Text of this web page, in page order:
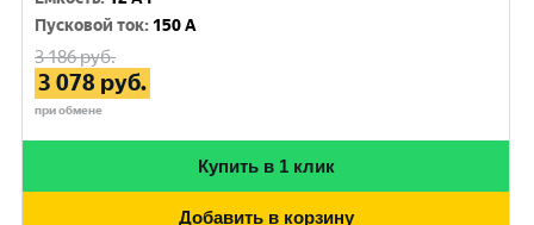
Пусковой ток: 150 A
3 186руб.
3 078 руб.
при обмене
Купить в 1 клик
Добавить в корзину